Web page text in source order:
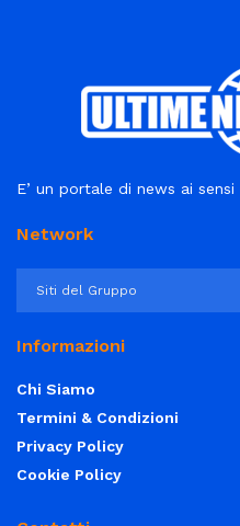
E’ un portale di news ai
Network
Informazioni
Chi Siamo
Termini & Condizioni
Privacy Policy
Cookie Policy